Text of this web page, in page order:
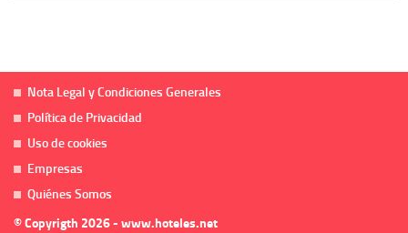
Nota Legal y Condiciones Generales
Política de Privacidad
Uso de cookies
Empresas
Quiénes Somos
© Copyrigth 2026 - www.hoteles.net